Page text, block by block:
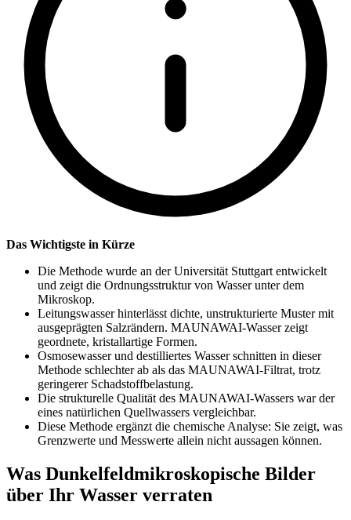
Das Wichtigste in Kürze
Die Methode wurde an der Universität Stuttgart entwickelt
und zeigt die Ordnungsstruktur von Wasser unter dem
Mikroskop.
Leitungswasser hinterlässt dichte, unstrukturierte Muster mit
ausgeprägten Salzrändern. MAUNAWAI-Wasser zeigt
geordnete, kristallartige Formen.
Osmosewasser und destilliertes Wasser schnitten in dieser
Methode schlechter ab als das MAUNAWAI-Filtrat, trotz
geringerer Schadstoffbelastung.
Die strukturelle Qualität des MAUNAWAI-Wassers war der
eines natürlichen Quellwassers vergleichbar.
Diese Methode ergänzt die chemische Analyse: Sie zeigt, was
Grenzwerte und Messwerte allein nicht aussagen können.
Was Dunkelfeldmikroskopische Bilder
über Ihr Wasser verraten